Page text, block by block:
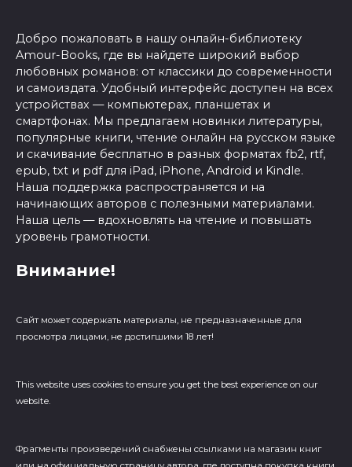
Добро пожаловать в нашу онлайн-библиотеку
Amour-Books, где вы найдете широкий выбор
любовных романов: от классики до современности
и самоиздата. Удобный интерфейс доступен на всех
устройствах — компьютерах, планшетах и
смартфонах. Мы предлагаем новинки литературы,
популярные книги, чтение онлайн на русском языке
и скачивание бесплатно в разных форматах fb2, rtf,
epub, txt и pdf для iPad, iPhone, Android и Kindle.
Наша поддержка распространяется и на
начинающих авторов с полезными материалами.
Наша цель — вдохновлять на чтение и повышать
уровень грамотности.
Внимание!
Сайт может содержать материалы, не предназначенные для
просмотра лицами, не достигшими 18 лет!
This website uses cookies to ensure you get the best experience on our
website.
Фрагменты произведений cнабжены ссылками на магазин книг